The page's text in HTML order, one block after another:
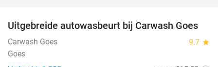
36%
Uitgebreide autowasbeurt bij Carwash Goes
Carwash Goes 9.7 star
Goes